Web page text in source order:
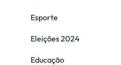
Esporte
Eleições 2024
Educação